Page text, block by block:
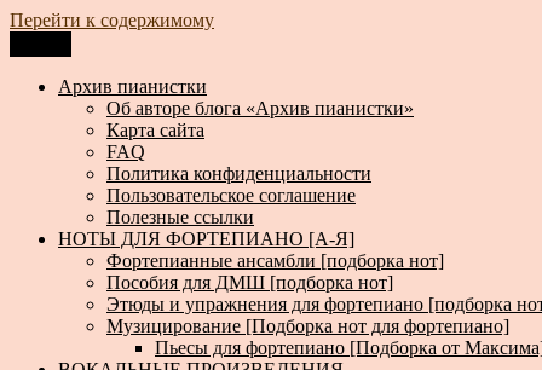
Перейти к содержимому
Архив пианистки
Всё для пианистов: ноты, книги, музыка, статьи…
Архив пианистки
Об авторе блога «Архив пианистки»
Карта сайта
FAQ
Политика конфиденциальности
Пользовательское соглашение
Полезные ссылки
НОТЫ ДЛЯ ФОРТЕПИАНО [А-Я]
Фортепианные ансамбли [подборка нот]
Пособия для ДМШ [подборка нот]
Этюды и упражнения для фортепиано [подборка
Музицирование [Подборка нот для фортепиано]
Пьесы для фортепиано [Подборка от